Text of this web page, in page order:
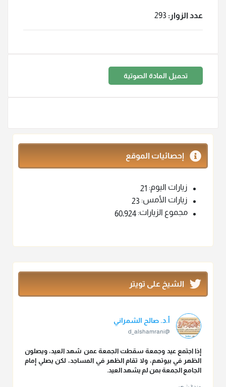
عدد الزوار: 293
تحميل المادة الصوتية
إحصائيات الموقع
زيارات اليوم: 21
زيارات الأمس: 23
مجموع الزيارات: 60٬924
الشيخ على تويتر
أ.د. صالح الشمراني
@d_alshamrani
إذا اجتمع عيد وجمعة سقطت الجمعة عمن شهد العيد، ويصلون
الظهر في بيوتهم، ولا تقام الظهر في المساجد، لكن يصلي إمام
الجامع الجمعة بمن لم يشهد العيد.